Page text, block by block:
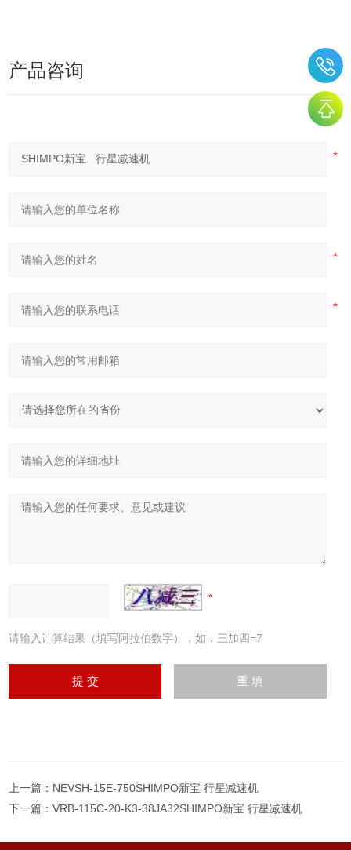
产品咨询
请输入计算结果（填写阿拉伯数字），如：三加四=7
上一篇： NEVSH-15E-750SHIMPO新宝 行星减速机
下一篇：VRB-115C-20-K3-38JA32SHIMPO新宝 行星减速机